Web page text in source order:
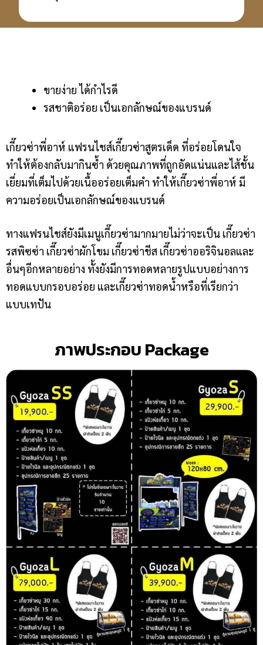
ขายง่าย ได้กำไรดี
รสชาติอร่อย เป็นเอกลักษณ์ของแบรนด์
เกี๊ยวซ่าพี่อาห์ แฟรนไชส์เกี๊ยวซ่าสูตรเด็ด ที่อร่อยโดนใจ
ทำให้ต้องกลับมากินซ้ำ ด้วยคุณภาพที่ถูกอัดแน่นและไส้ชั้น
เยี่ยมที่เต็มไปด้วยเนื้ออร่อยเต็มคำ ทำให้เกี๊ยวซ่าพี่อาห์ มี
ความอร่อยเป็นเอกลักษณ์ของแบรนด์
ทางแฟรนไชส์ยังมีเมนูเกี๊ยวซ่ามากมายไม่ว่าจะเป็น เกี๊ยวซ่า
รสพิซซ่า เกี๊ยวซ่าผักโขม เกี๊ยวซ่าชีส เกี๊ยวซ่าออริจินอลและ
อื่นๆอีกหลายอย่าง ทั้งยังมีการทอดหลายรูปแบบอย่างการ
ทอดแบบกรอบอร่อย และเกี๊ยวซ่าทอดน้ำหรือที่เรียกว่า
แบบเทปัน
ภาพประกอบ Package